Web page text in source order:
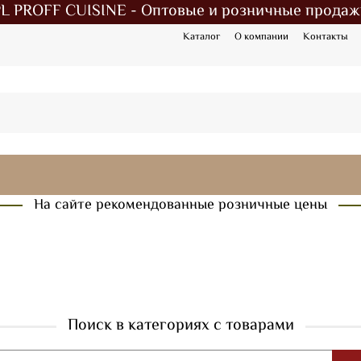
PROFF CUISINE - Оптовые и розничные
Каталог О компании Контакты
На сайте рекомендованные розничные цены
Поиск в категориях с товарами